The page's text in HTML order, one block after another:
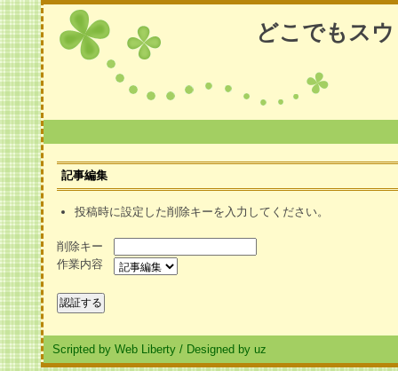
どこでもス
記事編集
投稿時に設定した削除キーを入力してください。
削除キー
作業内容
Scripted by Web Liberty / Designed by uz